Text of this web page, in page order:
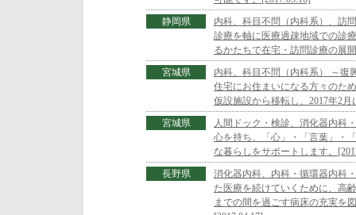
静岡県
内科、科目不問（内科系）、訪
診療を軸に医療過疎地域での診
るかたちで在宅・訪問診療の展
宮城県
内科、科目不問（内科系） ～復
住宅にお住まいになる方々のた
仮設施設から移転し、2017年2
宮城県
人間ドック・検診、消化器内科
心を持ち、「心」・「言葉」・
な暮らしをサポートします。
長野県
消化器内科、内科・循環器内科
た医療を続けていくために、高
までの間を過ごす病床の充実を